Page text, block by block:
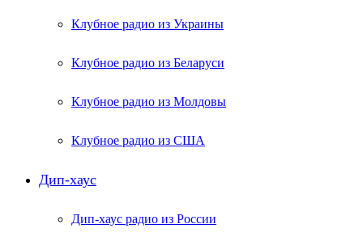
Клубное радио из Украины
Клубное радио из Беларуси
Клубное радио из Молдовы
Клубное радио из США
Дип-хаус
Дип-хаус радио из России